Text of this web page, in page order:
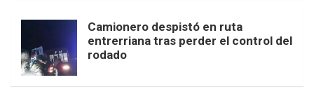
Camionero despistó en ruta
entrerriana tras perder el control del
rodado